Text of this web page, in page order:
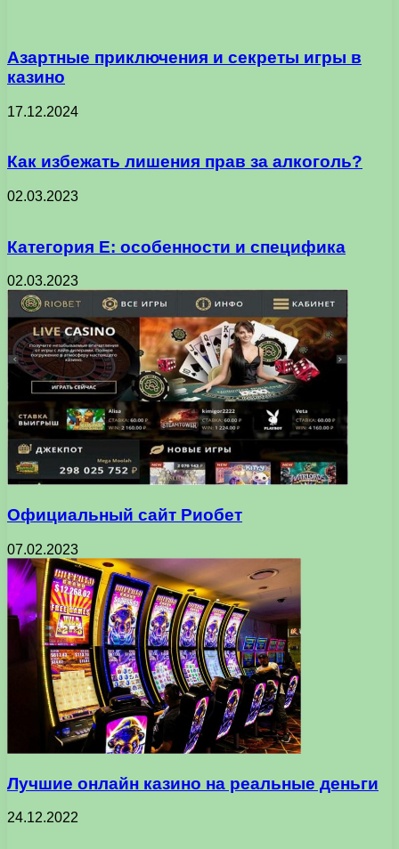
Азартные приключения и секреты игры в
казино
17.12.2024
Как избежать лишения прав за алкоголь?
02.03.2023
Категория Е: особенности и специфика
02.03.2023
Официальный сайт Риобет
07.02.2023
Лучшие онлайн казино на реальные деньги
24.12.2022